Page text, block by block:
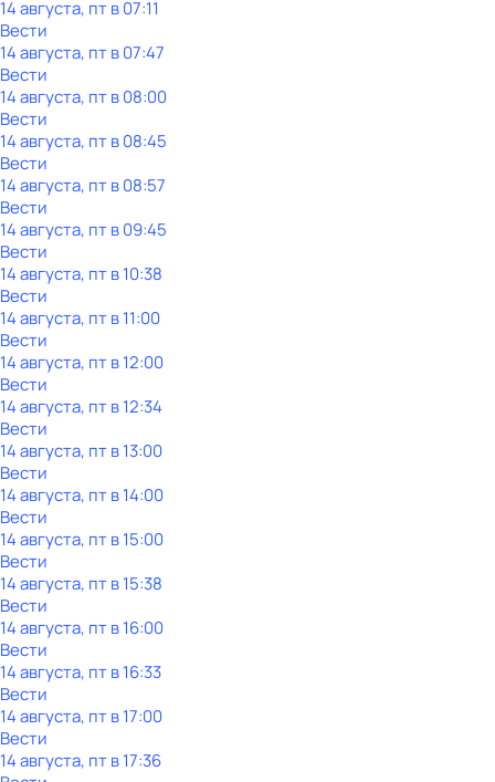
14 августа, пт в 07:11
Вести
14 августа, пт в 07:47
Вести
14 августа, пт в 08:00
Вести
14 августа, пт в 08:45
Вести
14 августа, пт в 08:57
Вести
14 августа, пт в 09:45
Вести
14 августа, пт в 10:38
Вести
14 августа, пт в 11:00
Вести
14 августа, пт в 12:00
Вести
14 августа, пт в 12:34
Вести
14 августа, пт в 13:00
Вести
14 августа, пт в 14:00
Вести
14 августа, пт в 15:00
Вести
14 августа, пт в 15:38
Вести
14 августа, пт в 16:00
Вести
14 августа, пт в 16:33
Вести
14 августа, пт в 17:00
Вести
14 августа, пт в 17:36